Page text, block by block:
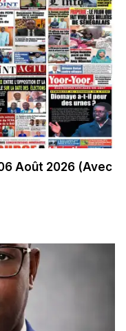
Août 2026 (Avec